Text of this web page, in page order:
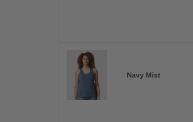
Navy Mist